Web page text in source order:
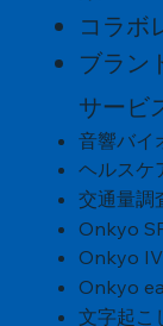
コラボ
ブラン
サービ
音響バイ
ヘルスケ
交通量調
Onkyo
Onkyo
文字起こ
Onkyo